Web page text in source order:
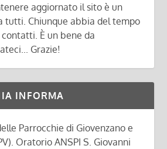
aggiornato il sito è un
tutti. Chiunque abbia del tempo
È un bene da
Grazie!
INFORMA
Parrocchie di Giovenzano e
Oratorio ANSPI S. Giovanni